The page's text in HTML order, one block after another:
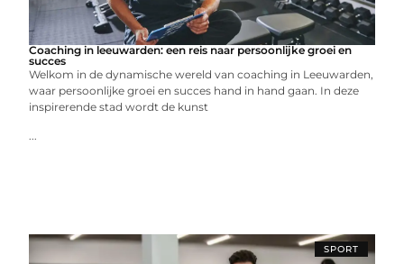
Coaching in leeuwarden: een reis naar persoonlijke groei en
succes
Welkom in de dynamische wereld van coaching in Leeuwarden,
waar persoonlijke groei en succes hand in hand gaan. In deze
inspirerende stad wordt de kunst
...
SPORT